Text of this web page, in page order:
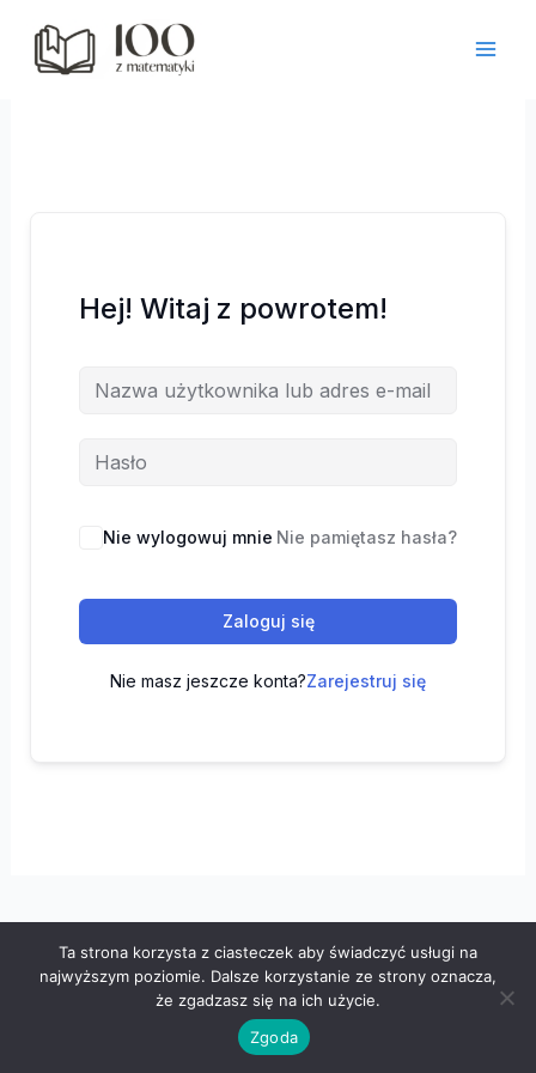
treści
Hej! Witaj z powrotem!
Nie wylogowuj mnie Nie pamiętasz hasła?
Zaloguj się
Nie masz jeszcze konta?Zarejestruj się
Wszelkie prawa zastrzeżone © 2026 "100 z matematyki" -
Polityka prywatności- Regulamin
Ta strona korzysta z ciasteczek aby świadczyć usługi na
najwyższym poziomie. Dalsze korzystanie ze strony oznacza,
że zgadzasz się na ich użycie.
Zgoda